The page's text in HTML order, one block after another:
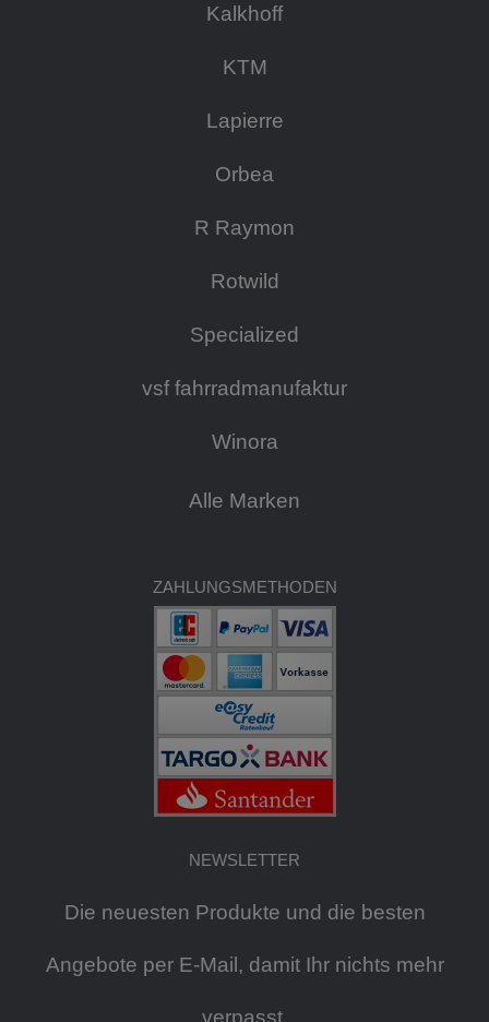
Kalkhoff
KTM
Lapierre
Orbea
R Raymon
Rotwild
Specialized
vsf fahrradmanufaktur
Winora
Alle Marken
ZAHLUNGSMETHODEN
NEWSLETTER
Die neuesten Produkte und die besten
Angebote per E-Mail, damit Ihr nichts mehr
verpasst.